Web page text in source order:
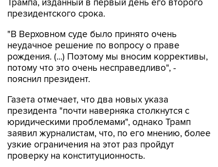
"В Верховном суде было принято очень
рождения. (...) Поэтому мы вносим коррективы,
потому что это очень несправедливо", -
пояснил президент.
Газета отмечает, что два новых указа
юридическими проблемами", однако Трамп
заявил журналистам, что, по его мнению, более
узкие ограничения на этот раз пройдут
проверку на конституционность.
30 июня Верховный суд США постановил, что